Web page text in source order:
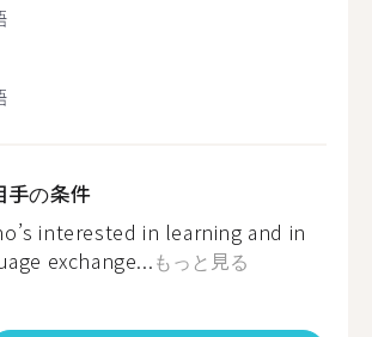
手の条件
interested in learning and in
exchange...もっと見る